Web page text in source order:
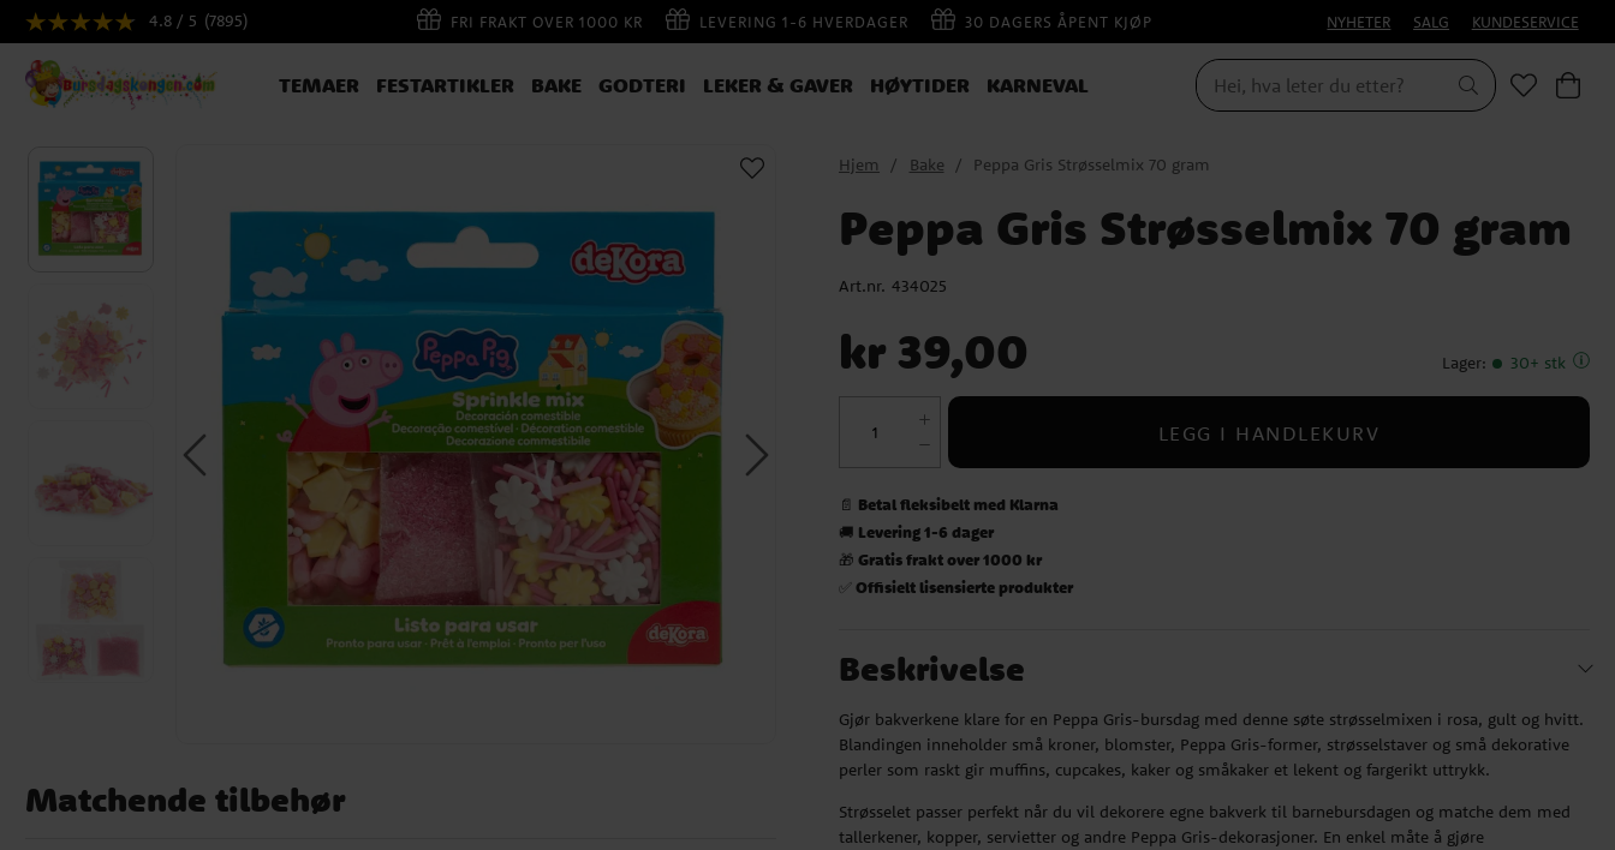
4.8 / 5 (7895) FRI FRAKT OVER 1000 KR LEVERING 1-6 HVERDAGER 30 DAGERS ÅPENT KJØP NYHETER SALG KUNDESERVICE
TEMAER FESTARTIKLER BAKE GODTERI LEKER & GAVER HØYTIDER KARNEVAL
Matchende tilbehør
Hjem Bake Peppa Gris Strøsselmix 70 gram
Peppa Gris Strøsselmix 70 gram
Art.nr. 434025
kr 39,00 Lager: 30+ stk
LEGG I HANDLEKURV
📄 Betal fleksibelt med Klarna
🚚 Levering 1-6 dager
🎁Gratis frakt over 1000 kr
✅Offisielt lisensierte produkter
Beskrivelse
Gjør bakverkene klare for en Peppa Gris-bursdag med denne søte strøsselmixen i rosa, gult og hvitt.
Blandingen inneholder små kroner, blomster, Peppa Gris-former, strøsselstaver og små dekorative
perler som raskt gir muffins, cupcakes, kaker og småkaker et lekent og fargerikt uttrykk.
Strøsselet passer perfekt når du vil dekorere egne bakverk til barnebursdagen og matche dem med
tallerkener, kopper, servietter og andre Peppa Gris-dekorasjoner. En enkel måte å gjøre